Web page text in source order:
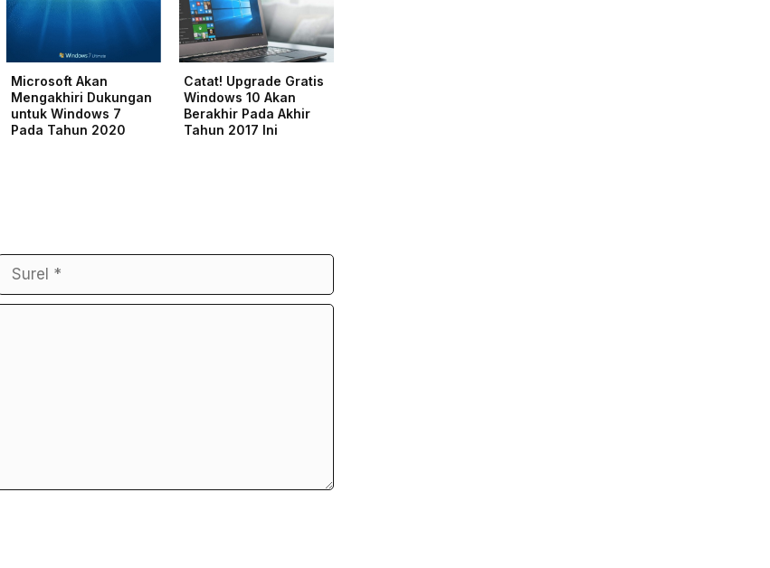
Microsoft Akan
Mengakhiri Dukungan
untuk Windows 7
Pada Tahun 2020
Catat! Upgrade Gratis
Windows 10 Akan
Berakhir Pada Akhir
Tahun 2017 Ini